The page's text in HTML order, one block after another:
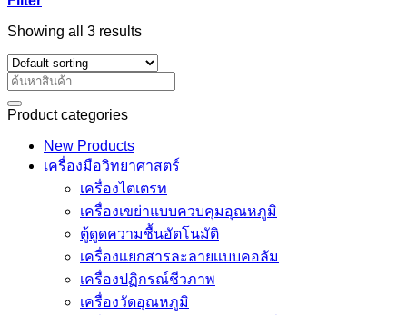
Showing all 3 results
Search
for:
Product categories
New Products
เครื่องมือวิทยาศาสตร์
เครื่องไตเตรท
เครื่องเขย่าแบบควบคุมอุณหภูมิ
ตู้ดูดความชื้นอัตโนมัติ
เครื่องเเยกสารละลายเเบบคอลัม
เครื่องปฏิกรณ์ชีวภาพ
เครื่องวัดอุณหภูมิ